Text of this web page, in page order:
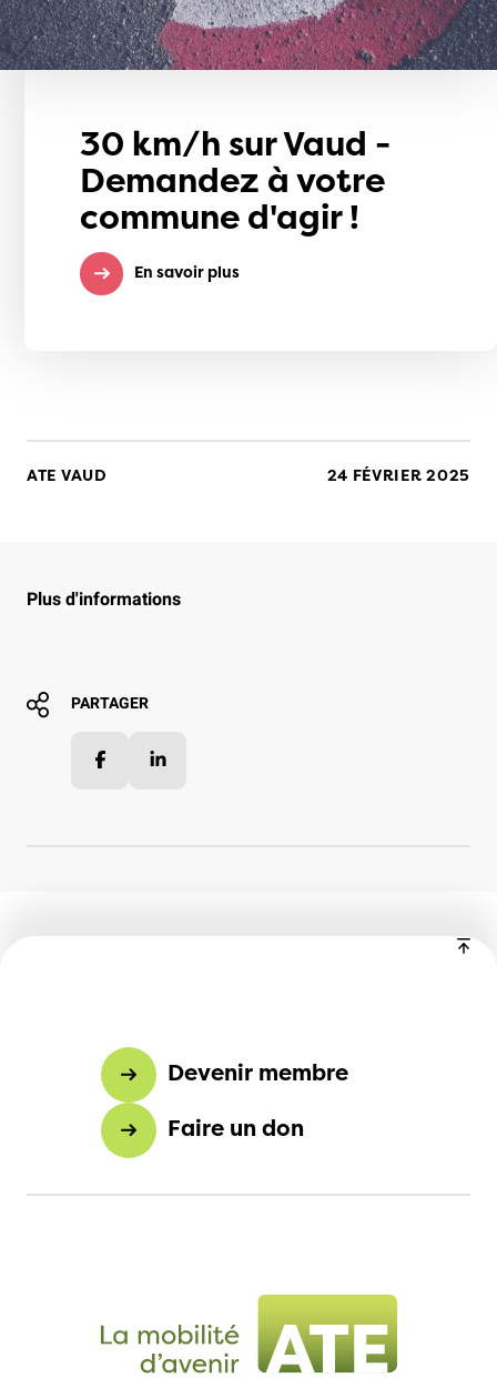
30 km/h sur Vaud -
Demandez à votre
commune d'agir !
En savoir plus
ATE VAUD 24 FÉVRIER 2025
Plus d'informations
PARTAGER
Facebook
Devenir membre
Faire un don